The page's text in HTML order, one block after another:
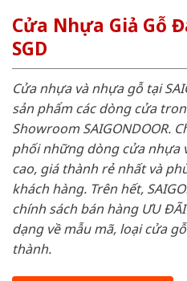
Cửa Nhựa Giả Gỗ
SGD
Cửa nhựa và nhựa gỗ tại
sản phẩm các dòng cửa
Showroom SAIGONDOOR.
phối những dòng cửa nhựa
cao, giá thành rẻ nhất và
khách hàng. Trên hết,
chính sách bán hàng ƯU
dạng về mẫu mã, loại cửa
thành.